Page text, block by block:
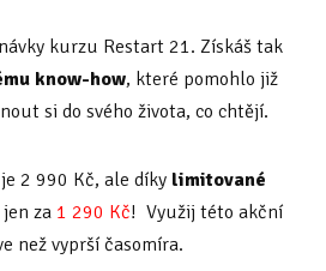
kurzu Restart 21. Získáš tak
know-how, které pomohlo již
si do svého života, co chtějí.
2 990 Kč, ale díky limitované
za 1 290 Kč! Využij této akční
než vyprší časomíra.